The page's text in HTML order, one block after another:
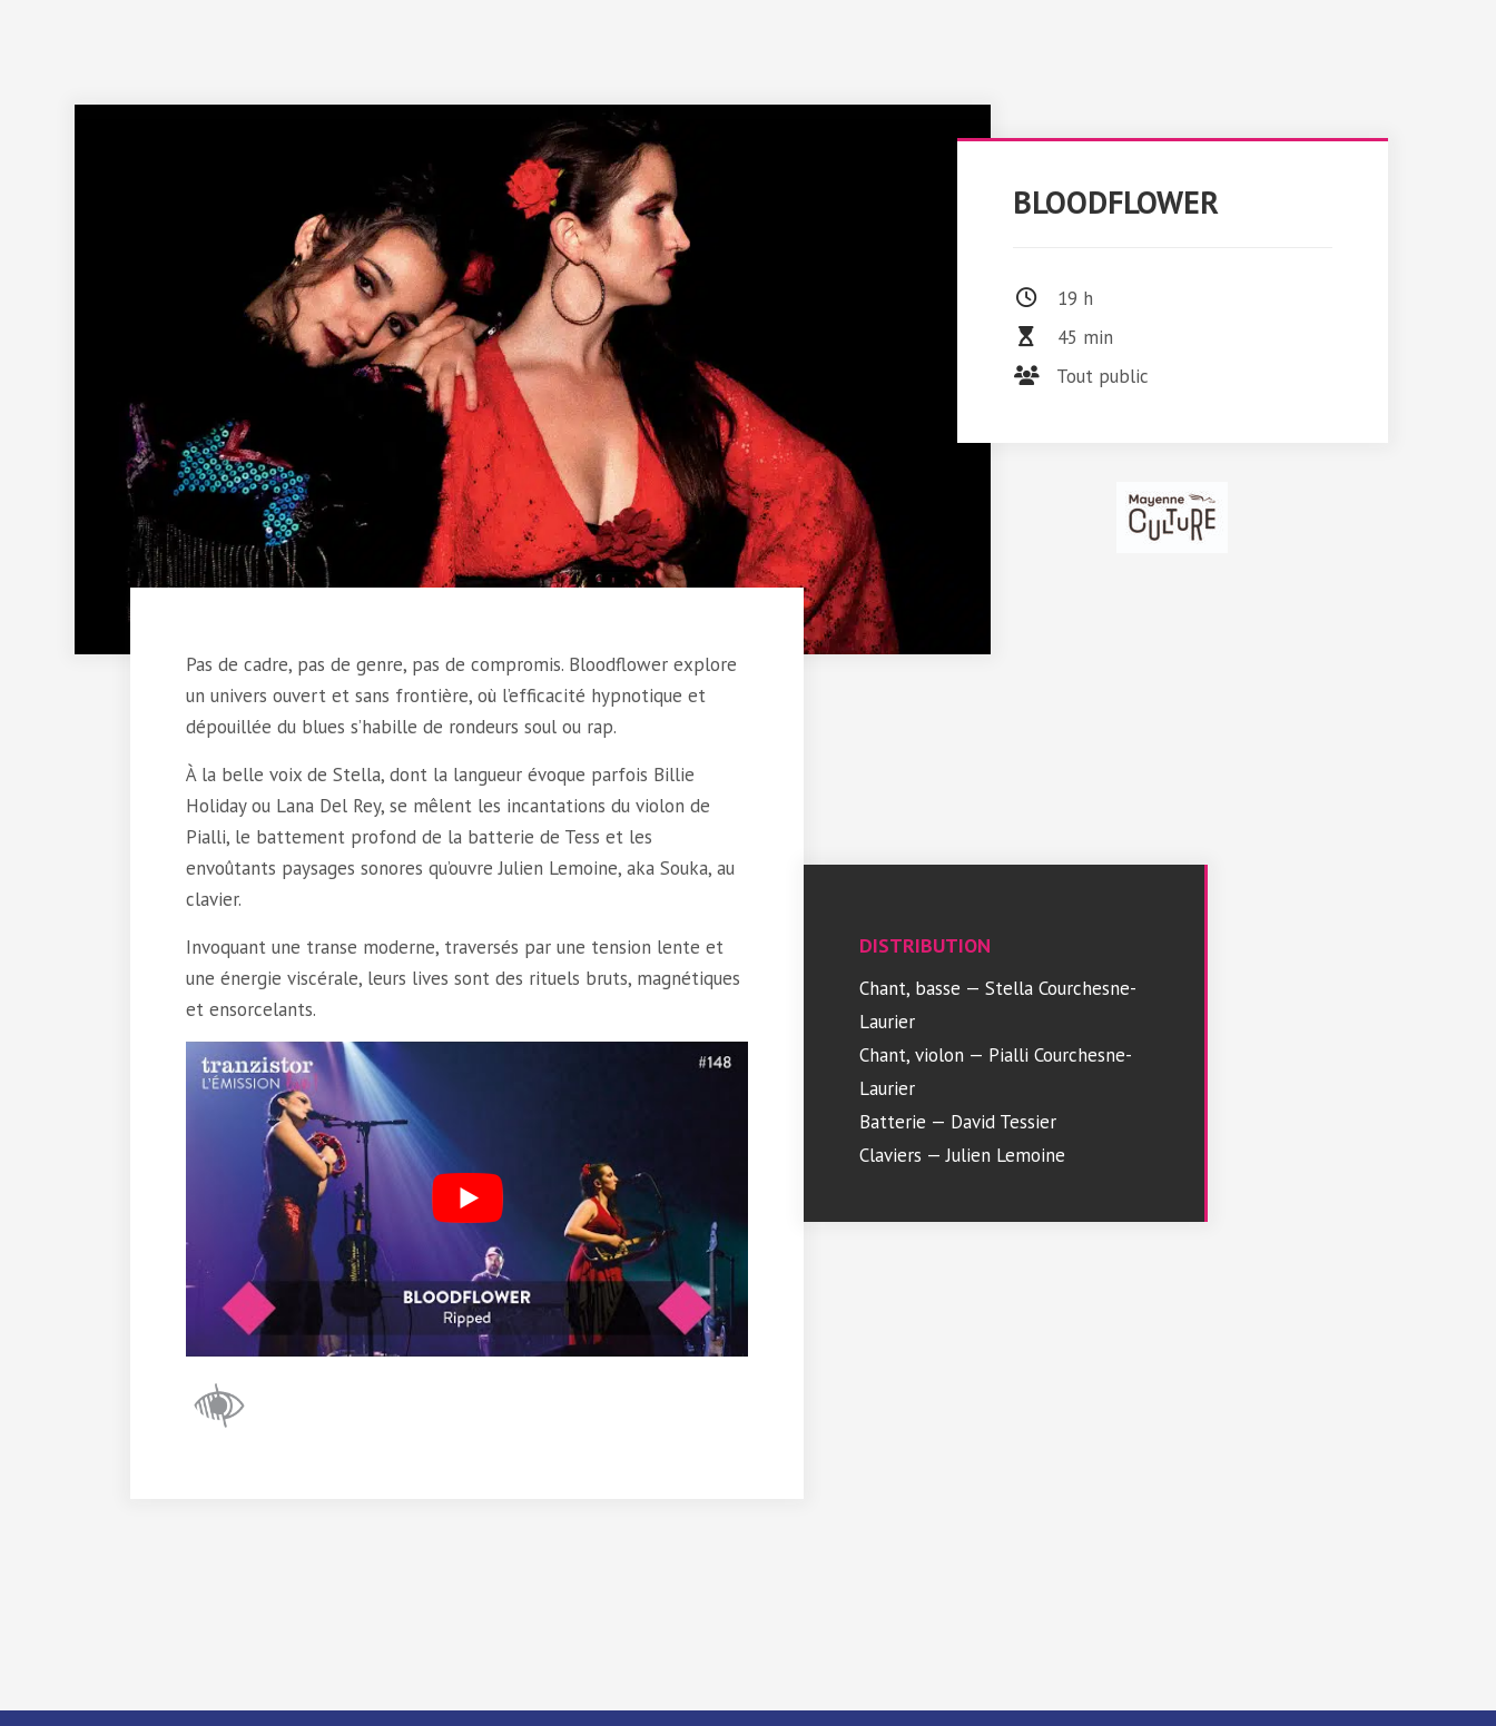
BLOODFLOWER
19 h
45 min
Tout public
Pas de cadre, pas de genre, pas de compromis. Bloodflower explore
un univers ouvert et sans frontière, où l’efficacité hypnotique et
dépouillée du blues s’habille de rondeurs soul ou rap.
À la belle voix de Stella, dont la langueur évoque parfois Billie
Holiday ou Lana Del Rey, se mêlent les incantations du violon de
Pialli, le battement profond de la batterie de Tess et les
envoûtants paysages sonores qu’ouvre Julien Lemoine, aka Souka, au
clavier.
Invoquant une transe moderne, traversés par une tension lente et
une énergie viscérale, leurs lives sont des rituels bruts, magnétiques
et ensorcelants.
DISTRIBUTION
Chant, basse — Stella Courchesne-
Laurier
Chant, violon — Pialli Courchesne-
Laurier
Batterie — David Tessier
Claviers — Julien Lemoine